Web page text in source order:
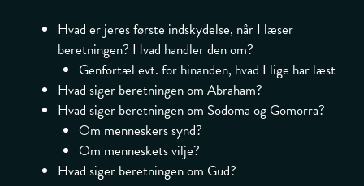
Hvad er jeres første indskydelse, når I læser
beretningen? Hvad handler den om?
Genfortæl evt. for hinanden, hvad I lige har læst
Hvad siger beretningen om Abraham?
Hvad siger beretningen om Sodoma og Gomorra?
Om menneskers synd?
Om menneskets vilje?
Hvad siger beretningen om Gud?